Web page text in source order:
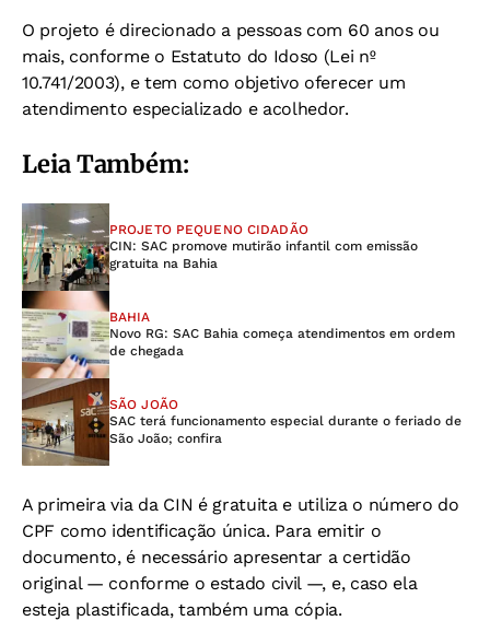
O projeto é direcionado a pessoas com 60 anos ou
mais, conforme o Estatuto do Idoso (Lei nº
10.741/2003), e tem como objetivo oferecer um
atendimento especializado e acolhedor.
Leia Também:
PROJETO PEQUENO CIDADÃO
CIN: SAC promove mutirão infantil com emissão
gratuita na Bahia
BAHIA
Novo RG: SAC Bahia começa atendimentos em ordem
de chegada
SÃO JOÃO
SAC terá funcionamento especial durante o feriado de
São João; confira
A primeira via da CIN é gratuita e utiliza o número do
CPF como identificação única. Para emitir o
documento, é necessário apresentar a certidão
original — conforme o estado civil —, e, caso ela
esteja plastificada, também uma cópia.